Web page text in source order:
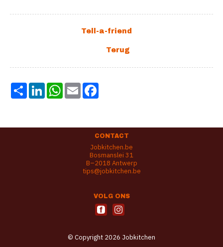
Share LinkedInWhatsApp
Email
CONTACT
Jobkitchen.be
Bosmanslei 31
B–2018 Antwerp
tips@jobkitchen.be
VOLG ONS
© Copyright 2026 Jobkitchen